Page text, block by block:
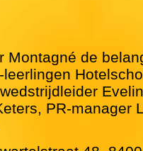
Montagné de
PR-manager